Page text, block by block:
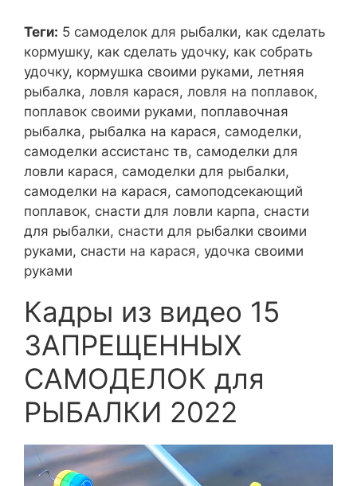
Теги: 5 самоделок для рыбалки, как сделать
кормушку, как сделать удочку, как собрать
удочку, кормушка своими руками, летняя
рыбалка, ловля карася, ловля на поплавок,
поплавок своими руками, поплавочная
рыбалка, рыбалка на карася, самоделки,
самоделки ассистанс тв, самоделки для
ловли карася, самоделки для рыбалки,
самоделки на карася, самоподсекающий
поплавок, снасти для ловли карпа, снасти
для рыбалки, снасти для рыбалки своими
руками, снасти на карася, удочка своими
руками
Кадры из видео 15
ЗАПРЕЩЕННЫХ
САМОДЕЛОК для
РЫБАЛКИ 2022